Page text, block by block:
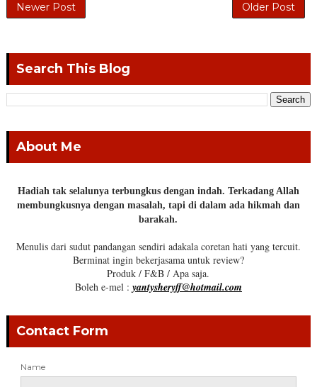
Newer Post Older Post
Search This Blog
About Me
Hadiah tak selalunya terbungkus dengan indah. Terkadang Allah
membungkusnya dengan masalah, tapi di dalam ada hikmah dan
barakah.
Menulis dari sudut pandangan sendiri adakala coretan hati yang tercuit.
Berminat ingin bekerjasama untuk review?
Produk / F&B / Apa saja.
Boleh e-mel : yantysheryff@hotmail.com
Contact Form
Name